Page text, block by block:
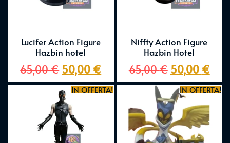
Lucifer Action Figure
Hazbin hotel
65,00€ 50,00 €
Niffty Action Figure
Hazbin Hotel
65,00€ 50,00 €
IN OFFERTA! IN OFFERTA!